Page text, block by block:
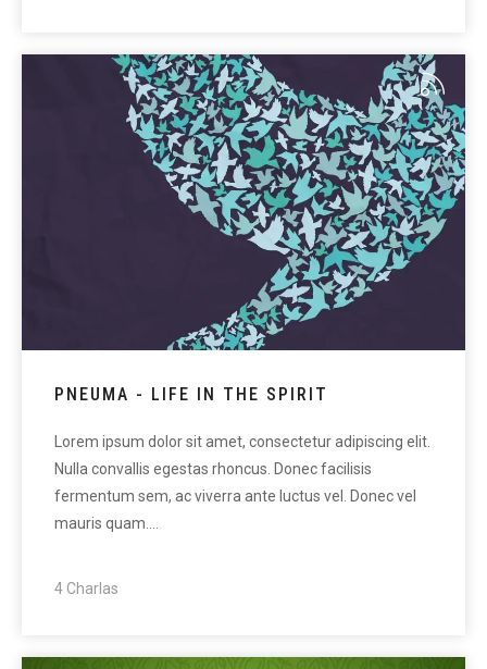
PNEUMA - LIFE IN THE SPIRIT
Lorem ipsum dolor sit amet, consectetur adipiscing elit.
Nulla convallis egestas rhoncus. Donec facilisis
fermentum sem, ac viverra ante luctus vel. Donec vel
mauris quam.…
4 Charlas